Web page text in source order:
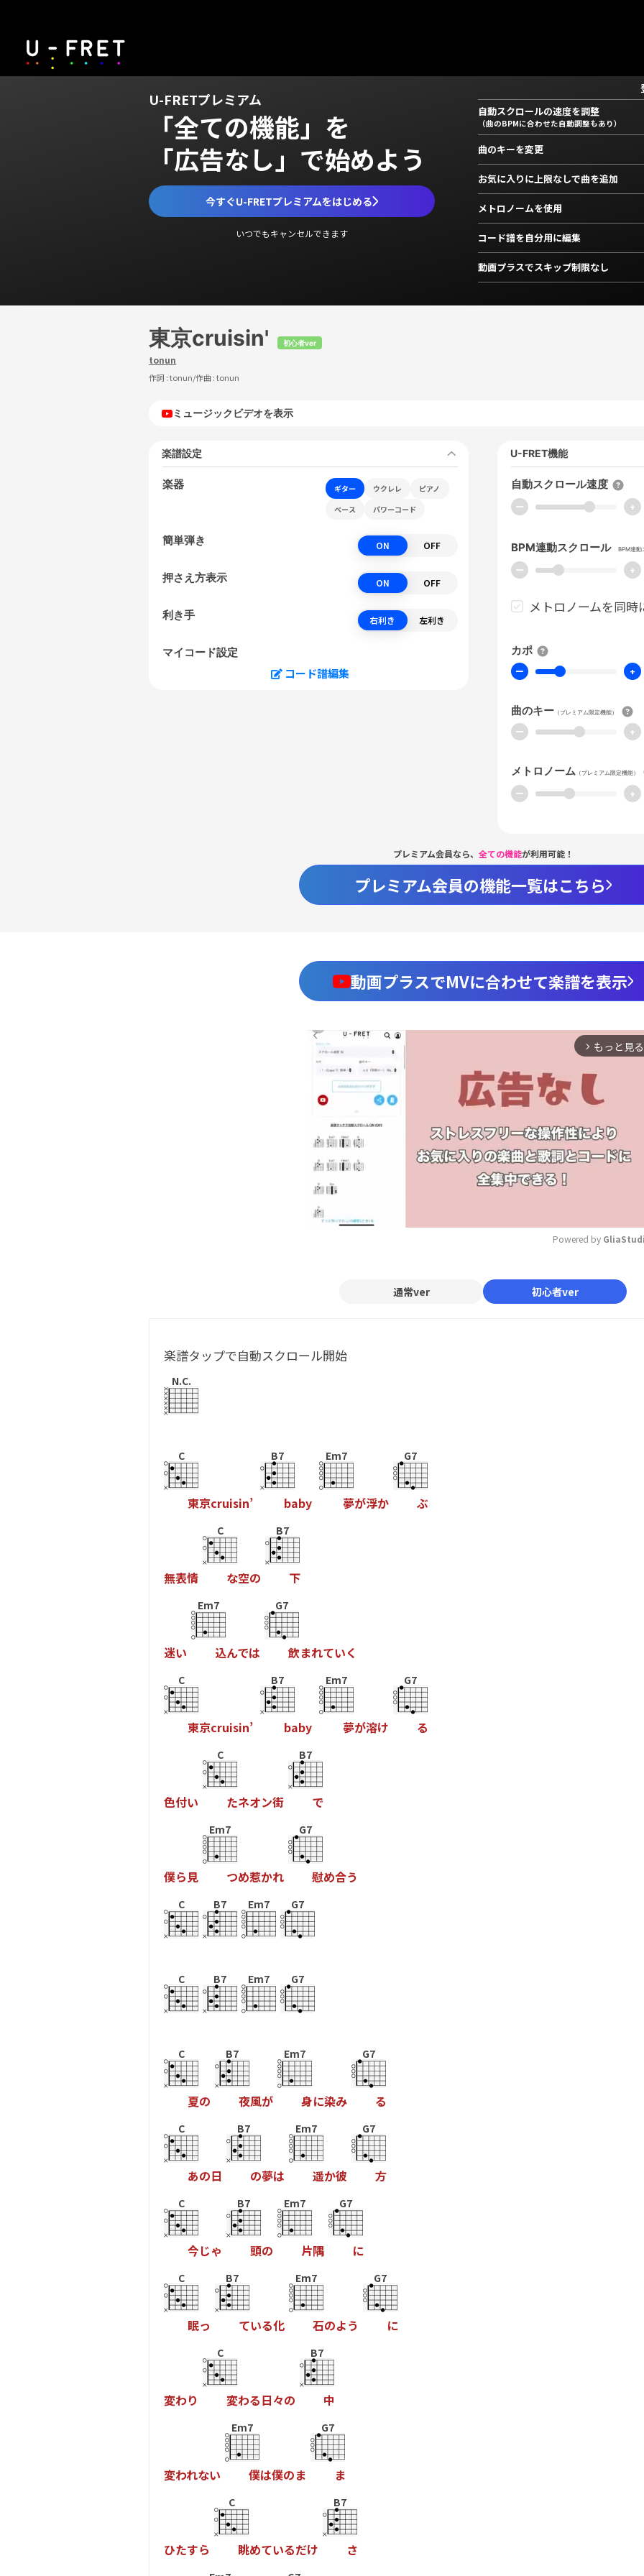
U-FRETプレミアム
「全ての機能」を
「広告なし」で始めよう
今すぐU-FRETプレミアムをはじめる
いつでもキャンセルできます
自動スクロールの速度を調整
（曲のBPMに合わせた自動調整もあり）
曲のキーを変更
お気に入りに上限なしで曲を追加
メトロノームを使用
コード譜を自分用に編集
動画プラスでスキップ制限なし
東京cruisin' 初心者ver
tonun
作詞 :tonun/作曲 :tonun
ミュージックビデオを表示
楽譜設定
楽器 ギター ウクレレ
ピアノ
ベース
パワーコード
簡単弾き ON OFF
押さえ方表示 ON OFF
利き手 右利き 左利き
マイコード設定
コード譜編集
U-FRET機能
自動スクロール速度
ー +
BPM連動スクロール BPM連動
ー +
メトロノームを同時
カポ
ー +
曲のキー （プレミアム限定機能）
ー +
メトロノーム （プレミアム限定機能）
ー +
プレミアム会員なら、 全ての機能が利用可能！
プレミアム会員の機能一覧はこちら
動画プラスでMVに合わせて楽譜を表示
arrow_forward_ios もっと見る
Mute
Powered by
通常ver 初心者ver
楽譜タップで自動スクロール開始
N.C.
C
東京cruisin’
B7
baby
Em7
夢が浮か
G7
ぶ
無表情
C
な空の
B7
下
迷い
Em7
込んでは
G7
飲まれていく
C
東京cruisin’
B7
baby
Em7
夢が溶け
G7
る
色付い
C
たネオン街
B7
で
僕ら見
Em7
つめ惹かれ
G7
慰め合う
C B7 Em7 G7
C B7 Em7 G7
C
夏の
B7
夜風が
Em7
身に染み
G7
る
C
あの日
B7
の夢は
Em7
遥か彼
G7
方
C
今じゃ
B7
頭の
Em7
片隅
G7
に
C
眠っ
B7
ている化
Em7
石のよう
G7
に
変わり
C
変わる日々の
B7
中
変われない
Em7
僕は僕のま
G7
ま
ひたすら
C
眺めているだけ
B7
さ